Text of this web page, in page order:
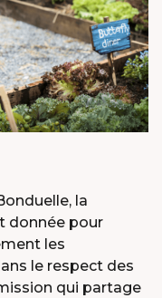
la
donnée pour
les
le respect des
qui partage